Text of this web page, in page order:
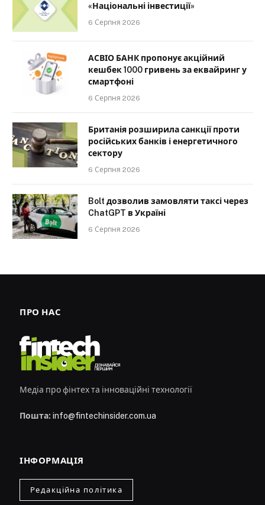
«Національні інвестиції»
6 Серпня 2026
АСВІО БАНК пропонує акційний
кешбек 1000 гривень за еквайринг у
смартфоні
6 Серпня 2026
Британія розширила санкції проти
російських банків і енергетичного
сектору
6 Серпня 2026
Bolt дозволив замовляти таксі через
ChatGPT в Україні
6 Серпня 2026
ПРО НАС
Медіа про фінтех та інноваційні технології
Пошта: info@fintechinsider.com.ua
ІНФОРМАЦІЯ
Редакційна політика